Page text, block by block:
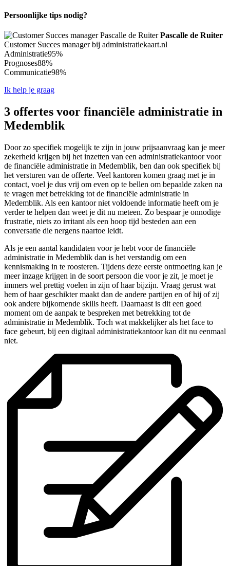
Persoonlijke tips nodig?
Pascalle de Ruiter
Customer Succes manager bij administratiekaart.nl
Administratie95%
Prognoses88%
Communicatie98%
Ik help je graag
3 offertes voor financiële administratie in
Medemblik
Door zo specifiek mogelijk te zijn in jouw prijsaanvraag kan je meer
zekerheid krijgen bij het inzetten van een administratiekantoor voor
de financiële administratie in Medemblik, ben dan ook specifiek bij
het versturen van de offerte. Veel kantoren komen graag met je in
contact, voel je dus vrij om even op te bellen om bepaalde zaken na
te vragen met betrekking tot de financiële administratie in
Medemblik. Als een kantoor niet voldoende informatie heeft om je
verder te helpen dan weet je dit nu meteen. Zo bespaar je onnodige
frustratie, niets zo irritant als een hoop tijd besteden aan een
conversatie die nergens naartoe leidt.
Als je een aantal kandidaten voor je hebt voor de financiële
administratie in Medemblik dan is het verstandig om een
kennismaking in te roosteren. Tijdens deze eerste ontmoeting kan je
meer inzage krijgen in de soort persoon die voor je zit, je moet je
immers wel prettig voelen in zijn of haar bijzijn. Vraag gerust wat
hem of haar geschikter maakt dan de andere partijen en of hij of zij
ook andere bijkomende skills heeft. Daarnaast is dit een goed
moment om de aanpak te bespreken met betrekking tot de
administratie in Medemblik. Toch wat makkelijker als het face to
face gebeurt, bij een digitaal administratiekantoor kan dit nu eenmaal
niet.